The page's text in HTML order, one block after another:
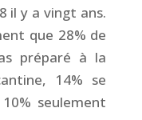
il y a vingt ans.
que 28% de
préparé à la
14% se
seulement